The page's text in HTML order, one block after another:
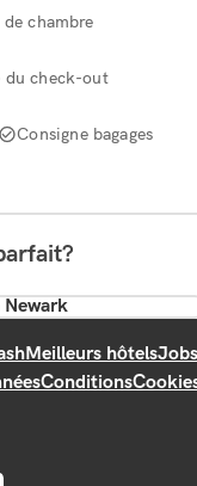
chambre
du check-out
Consigne bagages
Newark
Meilleurs hôtelsJobs
Conditions